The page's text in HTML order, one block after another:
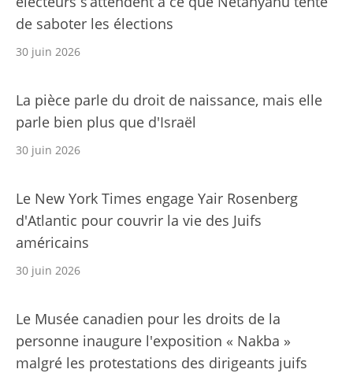
de saboter les élections
30 juin 2026
La pièce parle du droit de naissance, mais elle
parle bien plus que d'Israël
30 juin 2026
Le New York Times engage Yair Rosenberg
d'Atlantic pour couvrir la vie des Juifs
américains
30 juin 2026
Le Musée canadien pour les droits de la
personne inaugure l'exposition « Nakba »
malgré les protestations des dirigeants juifs